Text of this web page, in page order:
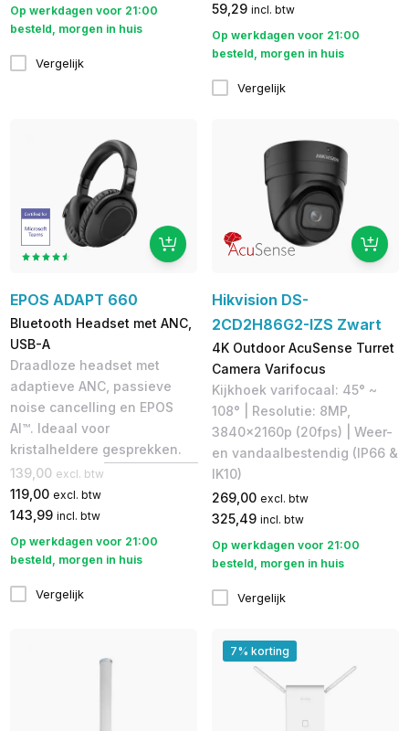
Op werkdagen voor 21:00
besteld, morgen in huis
Vergelijk
59,29 incl. btw
Op werkdagen voor 21:00
besteld, morgen in huis
Vergelijk
EPOS ADAPT 660
Bluetooth Headset met ANC,
USB-A
Draadloze headset met
adaptieve ANC, passieve
noise cancelling en EPOS
AI™. Ideaal voor
kristalheldere gesprekken.
139,00 excl. btw
119,00 excl. btw
143,99 incl. btw
Op werkdagen voor 21:00
besteld, morgen in huis
Vergelijk
Hikvision DS-
2CD2H86G2-IZS Zwart
4K Outdoor AcuSense Turret
Camera Varifocus
Kijkhoek varifocaal: 45° ~
108° | Resolutie: 8MP,
3840x2160p (20fps) | Weer-
en vandaalbestendig (IP66 &
IK10)
269,00 excl. btw
325,49 incl. btw
Op werkdagen voor 21:00
besteld, morgen in huis
Vergelijk
7% korting